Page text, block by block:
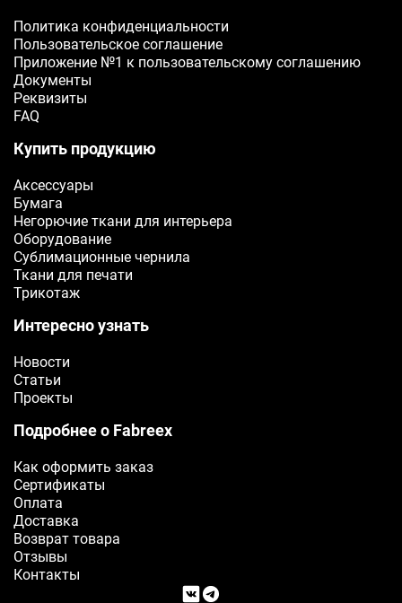
Ваш e-mail
Политика конфиденциальности
Пользовательское соглашение
Приложение №1 к пользовательскому соглашению
Документы
Реквизиты
FAQ
Купить продукцию
Аксессуары
Бумага
Негорючие ткани для интерьера
Оборудование
Сублимационные чернила
Ткани для печати
Трикотаж
Интересно узнать
Новости
Статьи
Проекты
Подробнее о Fabreex
Как оформить заказ
Сертификаты
Оплата
Доставка
Возврат товара
Отзывы
Контакты